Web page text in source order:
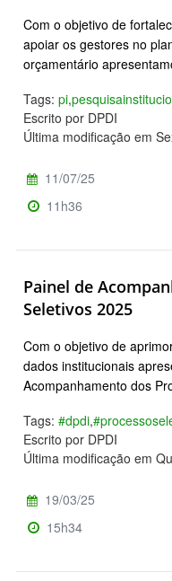
Com o objetivo de
apoiar os gestores no
orçamentário
Tags: pi,
Escrito por DPDI
Última modificação em
11/07/25
11h36
Painel de
Seletivos 2025
Com o objetivo de
dados institucionais
Acompanhamento dos
Tags: #dpdi,
Escrito por DPDI
Última modificação em
19/03/25
15h34